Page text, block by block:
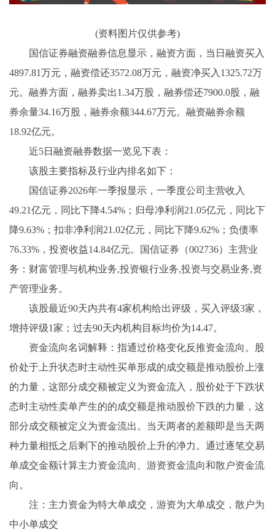
(资料图片仅供参考)
国信证券融资融券信息显示，融资方面，当日融资买入
4897.81万元，融资偿还3572.08万元，融资净买入1325.72万
元。融券方面，融券卖出1.34万股，融券偿还7900.0股，融
券余量34.16万股，融券余额344.67万元。融资融券余额
18.92亿元。
近5日融资融券数据一览见下表：
该股主要指标及行业内排名如下：
国信证券2026年一季报显示，一季度公司主营收入
49.21亿元，同比下降4.54%；归母净利润21.05亿元，同比下
降9.63%；扣非净利润21.02亿元，同比下降9.62%；负债率
76.33%，投资收益14.84亿元。国信证券（002736）主营业
务：财富管理与机构业务,投资银行业务,投资与交易业务,资
产管理业务。
该股最近90天内共有4家机构给出评级，买入评级3家，
增持评级1家；过去90天内机构目标均价为14.47。
资金流向名词解释：指通过价格变化反推资金流向。股
价处于上升状态时主动性买单形成的成交额是推动股价上涨
的力量，这部分成交额被定义为资金流入，股价处于下跌状
态时主动性卖单产生的的成交额是推动股价下跌的力量，这
部分成交额被定义为资金流出。当天两者的差额即是当天两
种力量相抵之后剩下的推动股价上升的净力。通过逐笔交易
单成交金额计算主力资金流向、游资资金流向和散户资金流
向。
注：主力资金为特大单成交，游资为大单成交，散户为
中小单成交